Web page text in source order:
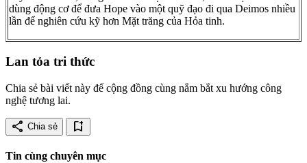
dùng động cơ để đưa Hope vào một quỹ đạo đi qua Deimos nhiều
lần để nghiên cứu kỹ hơn Mặt trăng của Hỏa tinh.
Lan tỏa tri thức
Chia sẻ bài viết này để cộng đồng cùng nắm bắt xu hướng công
nghệ tương lai.
share Chia sẻ bookmark_add
Tin cùng chuyên mục